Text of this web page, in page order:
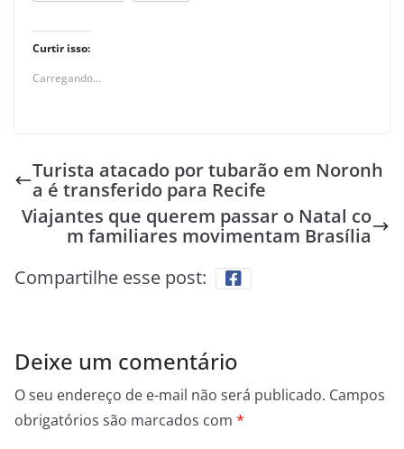
Curtir isso:
Carregando...
Turista atacado por tubarão em Noronh
a é transferido para Recife
Viajantes que querem passar o Natal co
m familiares movimentam Brasília
Compartilhe esse post:
Deixe um comentário
O seu endereço de e-mail não será publicado. Campos
obrigatórios são marcados com *